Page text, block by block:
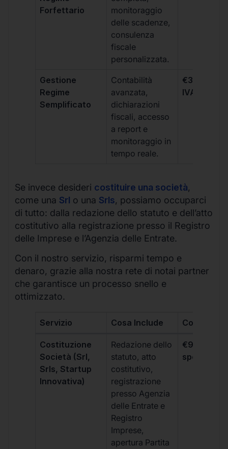
Forfettario
monitoraggio
delle scadenze,
consulenza
fiscale
personalizzata.
Gestione
Regime
Semplificato
Contabilità
avanzata,
dichiarazioni
fiscali, accesso
a report e
monitoraggio in
tempo reale.
€333 +
IVA/
Se invece desideri costituire una società,
come una Srl o una Srls, possiamo occuparci
di tutto: dalla redazione dello statuto e dell’atto
costitutivo alla registrazione presso il Registro
delle Imprese e l’Agenzia delle Entrate.
Con il nostro servizio, risparmi tempo e
denaro, grazie alla nostra rete di notai partner
che garantisce un processo snello e
ottimizzato.
Servizio Cosa Include Costo
Costituzione
Società (Srl,
Srls, Startup
Innovativa)
Redazione dello
statuto, atto
costitutivo,
registrazione
presso Agenzia
delle Entrate e
Registro
Imprese,
apertura Partita
€99 + IVA
spese